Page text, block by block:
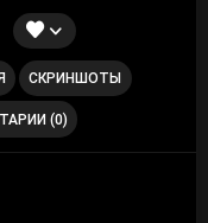
СКРИНШОТЫ
(0)